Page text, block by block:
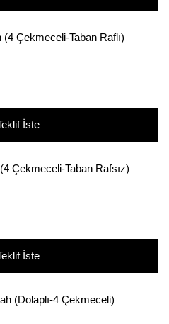
(4 Çekmeceli-Taban Raflı)
İste
Çekmeceli-Taban Rafsız)
İste
(Dolaplı-4 Çekmeceli)